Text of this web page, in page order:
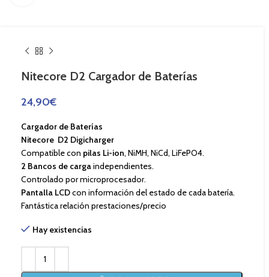
Nitecore D2 Cargador de Baterías
24,90€
Cargador de Baterías
Nitecore D2 Digicharger
Compatible con pilas Li-ion, NiMH, NiCd, LiFePO4.
2 Bancos de cargaindependientes.
Controlado por microprocesador.
Pantalla LCDcon información del estado de cada batería.
Fantástica relación prestaciones/precio
Hay existencias